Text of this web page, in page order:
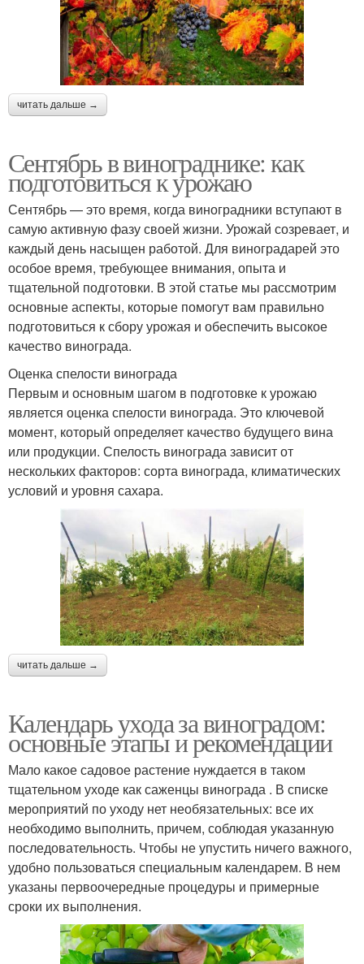
читать дальше →
Сентябрь в винограднике: как
подготовиться к урожаю
Сентябрь — это время, когда виноградники вступают в
самую активную фазу своей жизни. Урожай созревает, и
каждый день насыщен работой. Для виноградарей это
особое время, требующее внимания, опыта и
тщательной подготовки. В этой статье мы рассмотрим
основные аспекты, которые помогут вам правильно
подготовиться к сбору урожая и обеспечить высокое
качество винограда.
Оценка спелости винограда
Первым и основным шагом в подготовке к урожаю
является оценка спелости винограда. Это ключевой
момент, который определяет качество будущего вина
или продукции. Спелость винограда зависит от
нескольких факторов: сорта винограда, климатических
условий и уровня сахара.
читать дальше →
Календарь ухода за виноградом:
основные этапы и рекомендации
Мало какое садовое растение нуждается в таком
тщательном уходе как саженцы винограда . В списке
мероприятий по уходу нет необязательных: все их
необходимо выполнить, причем, соблюдая указанную
последовательность. Чтобы не упустить ничего важного,
удобно пользоваться специальным календарем. В нем
указаны первоочередные процедуры и примерные
сроки их выполнения.